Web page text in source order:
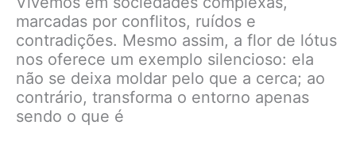
marcadas por conflitos, ruídos e
contradições. Mesmo assim, a flor de lótus
nos oferece um exemplo silencioso: ela
não se deixa moldar pelo que a cerca; ao
contrário, transforma o entorno apenas
sendo o que é